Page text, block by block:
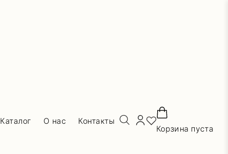
Каталог О нас
Контакты
Корзина пуста